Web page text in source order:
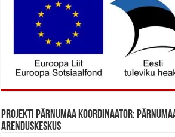
Projekti Pärnumaa koordinaator:
Arenduskeskus